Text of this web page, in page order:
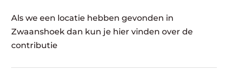
Als we een locatie hebben gevonden in
Zwaanshoek dan kun je hier vinden over de
contributie